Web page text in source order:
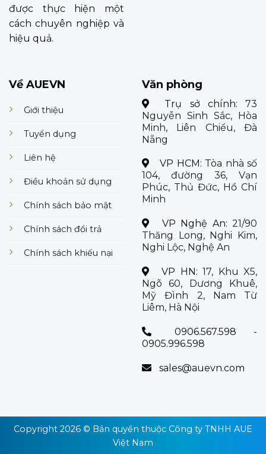
được thực hiện một
cách chuyên nghiệp và
hiệu quả.
Về AUEVN
Giới thiệu
Tuyển dụng
Liên hệ
Điều khoản sử dụng
Chính sách bảo mật
Chính sách đổi trả
Chính sách khiếu nại
Văn phòng
Trụ sở chính: 73
Nguyễn Sinh Sắc, Hòa
Minh, Liên Chiểu, Đà
Nẵng
VP HCM: Tòa nhà số
104, đường 36, Vạn
Phúc, Thủ Đức, Hồ Chí
Minh
VP Nghệ An: 21/90
Thăng Long, Nghi Kim,
Nghi Lộc, Nghệ An
VP HN:17, Khu X5,
Ngõ 60, Dương Khuê,
Mỹ Đình 2, Nam Từ
Liêm, Hà Nội
0906.567.598 -
0905.996.598
sales@auevn.com
Copyright 2026 © Bản quyền thuộc Công ty TNHH AUE
Việt Nam